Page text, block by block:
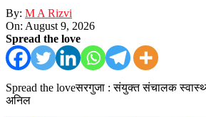
By: M A Rizvi
On: August 9, 2026
Spread the love
Spread the loveसरगुजा : संयुक्त संचालक
अनिल